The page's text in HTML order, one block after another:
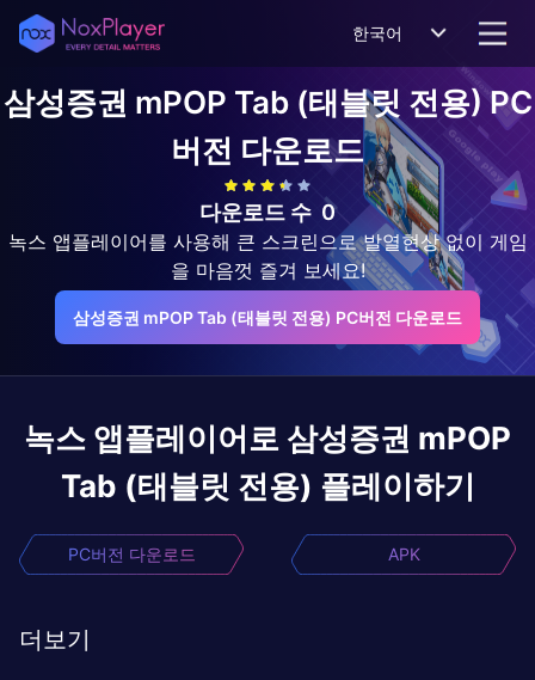
한국어
삼성증권 mPOP Tab (태블릿 전용)PC
버전 다운로드
다운로드 수 0
녹스 앱플레이어를 사용해 큰 스크린으로 발열현상 없이 게임
을 마음껏 즐겨 보세요!
삼성증권 mPOP Tab (태블릿 전용) PC버전 다운로드
녹스 앱플레이어로 삼성증권 mPOP
Tab (태블릿 전용) 플레이하기
PC버전 다운로드 APK
더보기